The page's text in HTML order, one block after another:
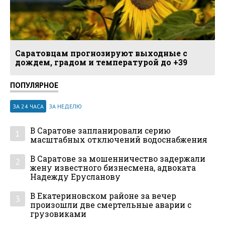
Саратовцам прогнозируют выходные с
дождем, градом и температурой до +39
ПОПУЛЯРНОЕ
ЗА 24 ЧАСА ЗА НЕДЕЛЮ
1
В Саратове запланировали серию
масштабных отключений водоснабжения
2
В Саратове за мошенничество задержали
жену известного бизнесмена, адвоката
Надежду Ерусланову
3
В Екатериновском районе за вечер
произошли две смертельные аварии с
грузовиками